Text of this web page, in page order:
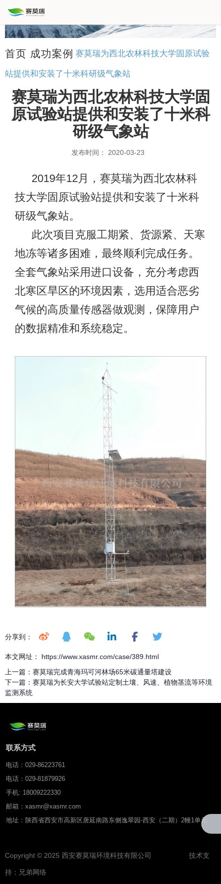
首页 成功案例 赛莫瑞为西北农林科技大学固原试验
站提供和安装了十米科研级气象站
赛莫瑞为西北农林科技大学固
原试验站提供和安装了十米科
研级气象站
发布时间： 2020-03-23
2019年12月，赛莫瑞为西北农林科
技大学固原试验站提供和安装了十米科
研级气象站。
此次项目克服工期紧、货源紧、天寒
地冻等诸多困难，最终顺利完成任务。
全套气象站采用进口设备，充分考虑西
北寒区旱区的环境因素，选用适合恶劣
气候的高质量传感器做观测，保障用户
的数据精准和系统稳定。
分享到：
本文网址： https://www.xasmr.com/case/389.html
上一篇： 赛莫瑞完成青海玛可河林场65米碳通量塔建设
下一篇： 赛莫瑞为长安大学试验站定制土壤、风速、植物茎流等环境
监测系统
联系方式
电话：029-86223761
电话：029-81879926
手机: 18009222330
邮箱：xasmr@xasmr.com
地址：陕西省西安市高新区唐延南路东侧逸翠园-西安（二期）2幢1单元
Copyright © 2025 西安赛莫瑞环境科技有限公司 技术支
持： 兄弟网络